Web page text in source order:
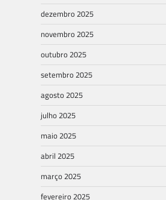
dezembro 2025
novembro 2025
outubro 2025
setembro 2025
agosto 2025
julho 2025
maio 2025
abril 2025
março 2025
fevereiro 2025